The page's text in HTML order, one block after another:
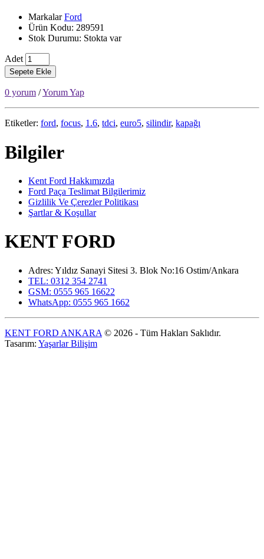
MarkalarFord
Ürün Kodu: 289591
Stok Durumu: Stokta var
Adet
Sepete Ekle
0 yorum /Yorum Yap
Etiketler: ford, focus, 1.6, tdci, euro5, silindir, kapağı
Bilgiler
Kent Ford Hakkımızda
Ford Paça Teslimat Bilgilerimiz
Gizlilik Ve Çerezler Politikası
Şartlar & Koşullar
KENT FORD
Adres: Yıldız Sanayi Sitesi 3. Blok No:16 Ostim/Ankara
TEL: 0312 354 2741
GSM: 0555 965 16622
WhatsApp: 0555 965 1662
KENT FORD ANKARA © 2026 - Tüm Hakları Saklıdır.
Tasarım: Yaşarlar Bilişim